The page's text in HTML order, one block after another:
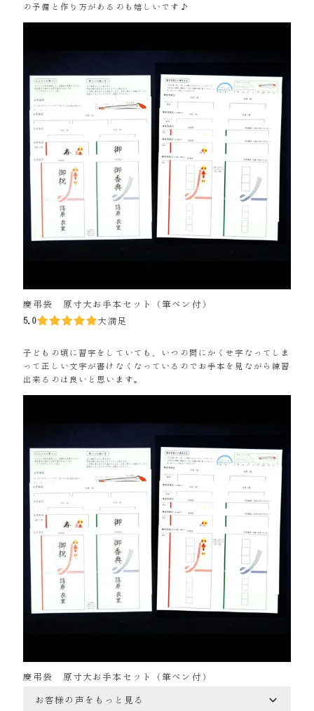
の予備と作り方があるのも嬉しいです♪
慶弔袋 原寸大お手本セット（筆ペン付）
大満足
5.0
子どもの頃に習字をしていても、いつの間にかくせ字なってしま
って正しい文字が書けなくなっているのでお手本を見ながら練習
出来るのは良いと思います。
慶弔袋 原寸大お手本セット（筆ペン付）
お客様の声をもっと見る